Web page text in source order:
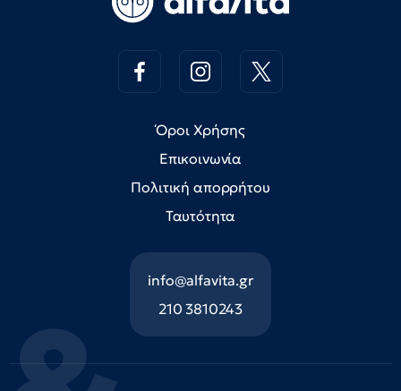
Όροι Χρήσης
Επικοινωνία
Πολιτική απορρήτου
Ταυτότητα
info@alfavita.gr
210 3810243